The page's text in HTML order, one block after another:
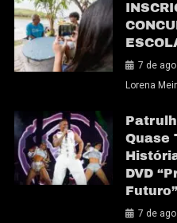
7 de
Lorena
Quase
DVD
Futuro”
7 de